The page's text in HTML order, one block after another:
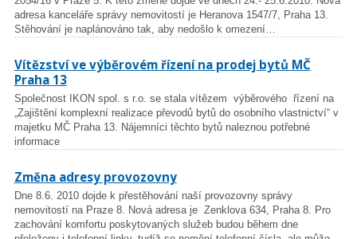
adresa kanceláře správy nemovitostí je Heranova 1547/7, Praha 13.
Stěhování je naplánováno tak, aby nedošlo k omezení…
Vítězství ve výběrovém řízení na prodej bytů MČ
Praha 13
Společnost IKON spol. s r.o. se stala vítězem výběrového řízení na
„Zajištění komplexní realizace převodů bytů do osobního vlastnictví“ v
majetku MČ Praha 13. Nájemníci těchto bytů naleznou potřebné
informace
Změna adresy provozovny
Dne 8.6. 2010 dojde k přestěhování naší provozovny správy
nemovitostí na Praze 8. Nová adresa je Zenklova 634, Praha 8. Pro
zachování komfortu poskytovaných služeb budou během dne